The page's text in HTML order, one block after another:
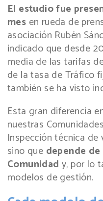
El estudio fue
mes en rueda de
asociación Rubén
indicado que desde
media de las tarifas
de la tasa de Tráfico
también se ha visto
Esta gran diferencia
nuestras
Inspección técnica
sino que depende
Comunidad y, por lo
modelos de gestión.